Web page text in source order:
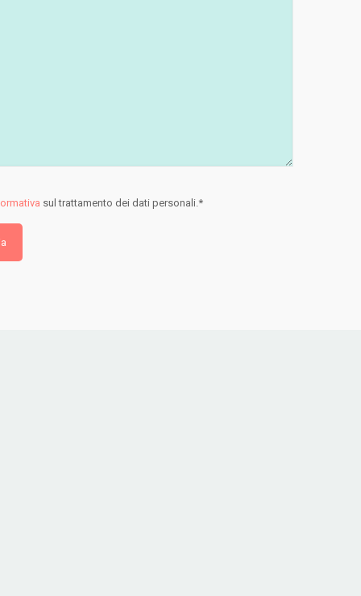
sul trattamento dei dati personali.*